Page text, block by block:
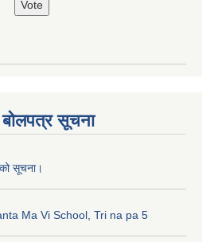
सूचना
सूचना।
Ma Vi School, Tri na pa 5